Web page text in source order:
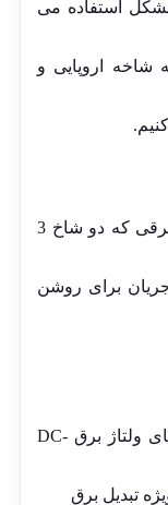
استفاده می
شاخه اروپایی و
با استفاده از تبدیل می توانیم وسایل برقی که دو شاخ 3
برای روشن
انواع مبدل برق ماشین و دیگر مبدل‌های ولتاژ برق DC-